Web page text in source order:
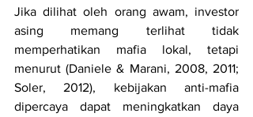
Jika dilihat oleh orang awam, investor
asing memang terlihat tidak
memperhatikan mafia lokal, tetapi
menurut (Daniele & Marani, 2008, 2011;
Soler, 2012), kebijakan anti-mafia
dipercaya dapat meningkatkan daya